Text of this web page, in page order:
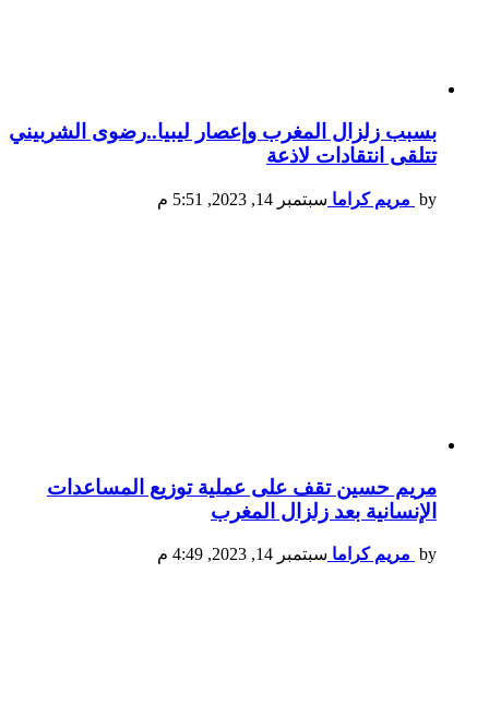
بسبب زلزال المغرب وإعصار ليبيا..رضوى الشربيني
تتلقى انتقادات لاذعة
by مريم كراما سبتمبر 14, 2023, 5:51 م
مريم حسين تقف على عملية توزيع المساعدات
الإنسانية بعد زلزال المغرب
by مريم كراما سبتمبر 14, 2023, 4:49 م